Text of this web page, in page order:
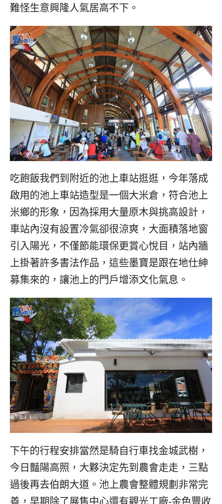
難怪生意興隆人氣居高不下。
吃飽飯我們到附近的池上車站逛逛，今年落成
啟用的池上車站造型是一個大米倉，符合池上
米鄉的形象，因為採用大量原木與挑高設計，
車站內沒有設置冷氣卻很涼爽，大面積落地窗
引入陽光，不僅節能環保更賞心悅目，站內牆
上掛著許多書法作品，這些墨寶是跟在地仕紳
募集來的，讓池上的門戶增添文化氣息。
下午的行程安排當然是騎自行車找金城武樹，
今日豔陽高照，大夥決定先到農會走走，三點
過後再去伯朗大道。池上農會整體規劃非常完
善，早期除了展售中心還有觀光工廠-金色豐收